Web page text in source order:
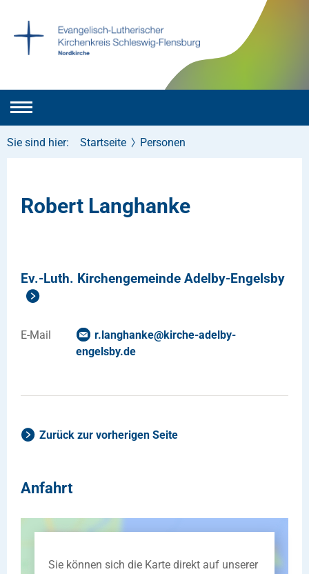
Sie sind hier: Startseite Personen
Robert Langhanke
Ev.-Luth. Kirchengemeinde Adelby-Engelsby
E-Mail r.langhanke@kirche-adelby-
engelsby.de
Zurück zur vorherigen Seite
Anfahrt
Sie können sich die Karte direkt auf unserer